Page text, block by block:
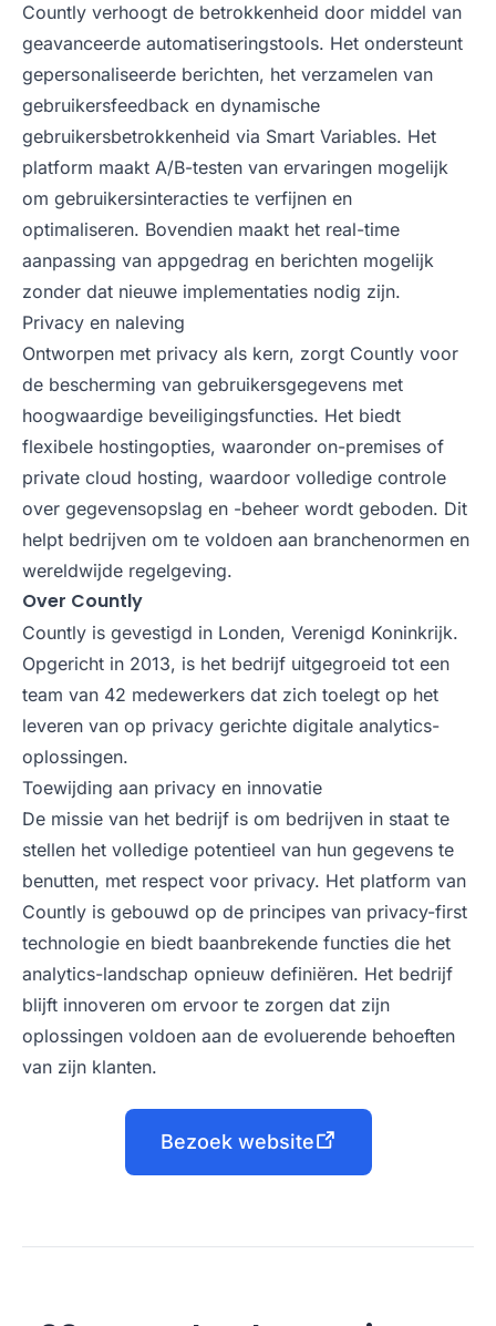
Countly verhoogt de betrokkenheid door middel van
geavanceerde automatiseringstools. Het ondersteunt
gepersonaliseerde berichten, het verzamelen van
gebruikersfeedback en dynamische
gebruikersbetrokkenheid via Smart Variables. Het
platform maakt A/B-testen van ervaringen mogelijk
om gebruikersinteracties te verfijnen en
optimaliseren. Bovendien maakt het real-time
aanpassing van appgedrag en berichten mogelijk
zonder dat nieuwe implementaties nodig zijn.
Privacy en naleving
Ontworpen met privacy als kern, zorgt Countly voor
de bescherming van gebruikersgegevens met
hoogwaardige beveiligingsfuncties. Het biedt
flexibele hostingopties, waaronder on-premises of
private cloud hosting, waardoor volledige controle
over gegevensopslag en -beheer wordt geboden. Dit
helpt bedrijven om te voldoen aan branchenormen en
wereldwijde regelgeving.
Over Countly
Countly is gevestigd in Londen, Verenigd Koninkrijk.
Opgericht in 2013, is het bedrijf uitgegroeid tot een
team van 42 medewerkers dat zich toelegt op het
leveren van op privacy gerichte digitale analytics-
oplossingen.
Toewijding aan privacy en innovatie
De missie van het bedrijf is om bedrijven in staat te
stellen het volledige potentieel van hun gegevens te
benutten, met respect voor privacy. Het platform van
Countly is gebouwd op de principes van privacy-first
technologie en biedt baanbrekende functies die het
analytics-landschap opnieuw definiëren. Het bedrijf
blijft innoveren om ervoor te zorgen dat zijn
oplossingen voldoen aan de evoluerende behoeften
van zijn klanten.
Bezoek website